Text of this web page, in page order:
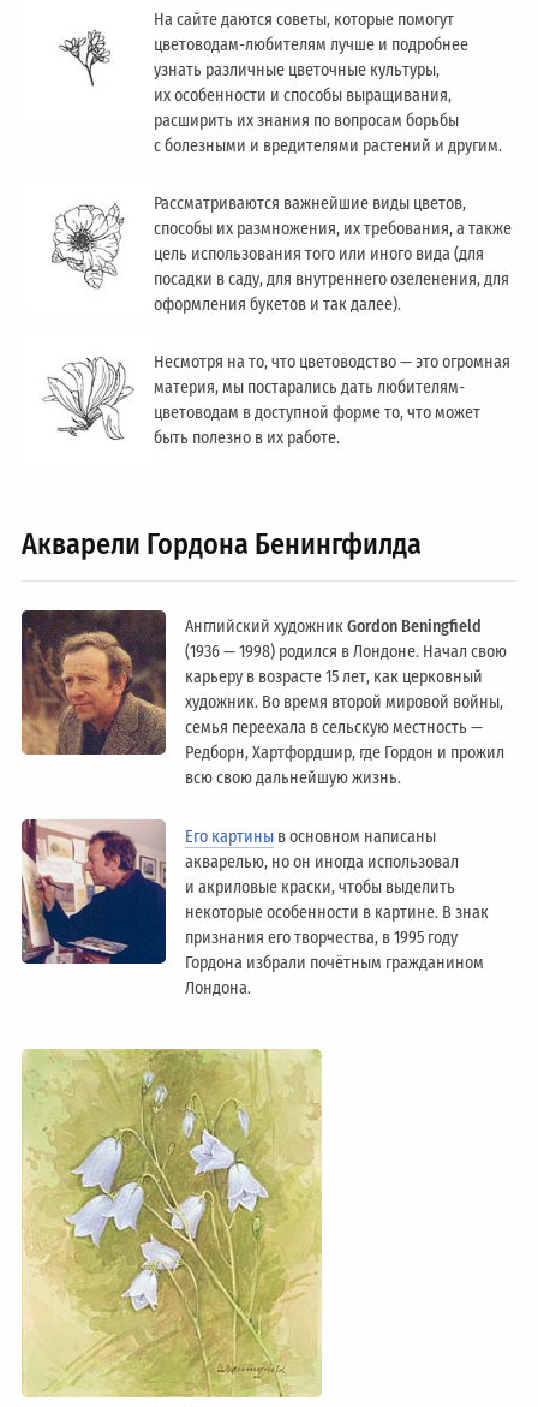
На сайте даются советы, которые помогут
цветоводам-любителям лучше и подробнее
узнать различные цветочные культуры,
их особенности и способы выращивания,
расширить их знания по вопросам борьбы
с болезными и вредителями растений и другим.
Рассматриваются важнейшие виды цветов,
способы их размножения, их требования, а также
цель использования того или иного вида (для
посадки в саду, для внутреннего озеленения, для
оформления букетов и так далее).
Несмотря на то, что цветоводство — это огромная
материя, мы постарались дать любителям-
цветоводам в доступной форме то, что может
быть полезно в их работе.
Акварели Гордона Бенингфилда
Английский художникGordon Beningfield
(1936 — 1998) родился в Лондоне. Начал свою
карьеру в возрасте 15 лет, как церковный
художник. Во время второй мировой войны,
семья переехала в сельскую местность —
Редборн, Хартфордшир, где Гордон и прожил
всю свою дальнейшую жизнь.
Его картины в основном написаны
акварелью, но он иногда использовал
и акриловые краски, чтобы выделить
некоторые особенности в картине. В знак
признания его творчества, в 1995 году
Гордона избрали почётным гражданином
Лондонa.